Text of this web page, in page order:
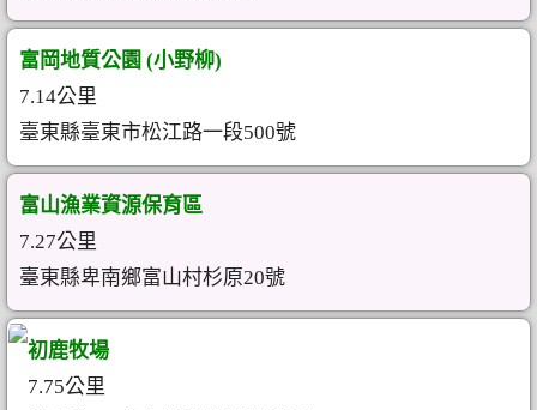
富岡地質公園 (小野柳)
7.14公里
臺東縣臺東市松江路一段500號
富山漁業資源保育區
7.27公里
臺東縣卑南鄉富山村杉原20號
初鹿牧場
7.75公里